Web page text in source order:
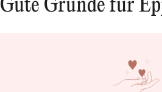
Gute Gründe für